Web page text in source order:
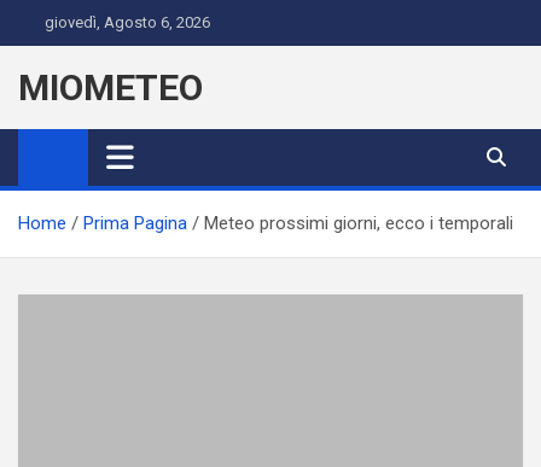
to
content
giovedì, Agosto 6, 2026
MIOMETEO
Home Prima Pagina Meteo prossimi giorni, ecco i temporali